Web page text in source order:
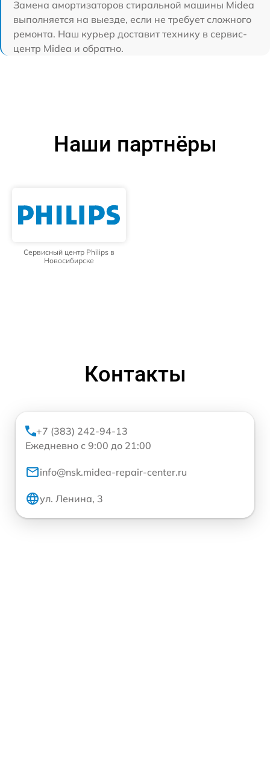
Замена амортизаторов стиральной машины Midea
выполняется на выезде, если не требует сложного
ремонта. Наш курьер доставит технику в сервис-
центр Midea и обратно.
Наши партнёры
Сервисный центр Philips в
Новосибирске
Контакты
+7 (383) 242-94-13
Ежедневно с 9:00 до 21:00
info@nsk.midea-repair-center.ru
ул. Ленина, 3